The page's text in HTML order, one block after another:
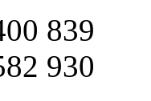
839
930